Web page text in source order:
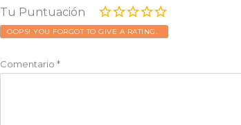
Tu Puntuación
OOPS! YOU FORGOT TO GIVE A RATING.
Comentario *